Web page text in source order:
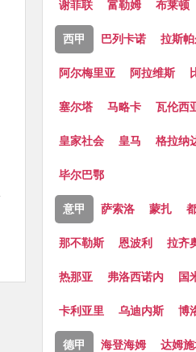
谢菲联 富勒姆 布莱顿
西甲 巴列卡诺 拉斯
阿尔梅里亚 阿拉维斯
塞尔塔 马略卡 瓦伦西
皇家社会 皇马 格拉纳
毕尔巴鄂
意甲 萨索洛 蒙扎
那不勒斯 恩波利 拉齐
热那亚 弗洛西诺内 国
卡利亚里 乌迪内斯 博
德甲 海登海姆 达姆